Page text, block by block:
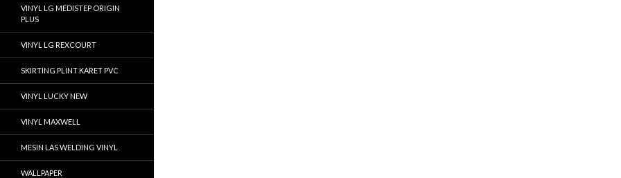
VINYL LG MEDISTEP ORIGIN
PLUS
VINYL LG REXCOURT
SKIRTING PLINT KARET PVC
VINYL LUCKY NEW
VINYL MAXWELL
MESIN LAS WELDING VINYL
WALLPAPER